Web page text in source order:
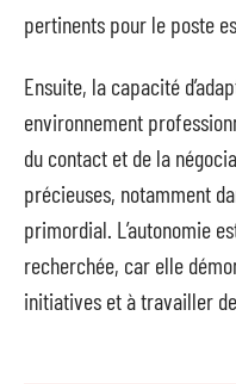
pertinents pour le poste
Ensuite, la capacité
environnement
du contact et de la
précieuses, notamment
primordial. L’autonomie
recherchée, car elle
initiatives et à travailler